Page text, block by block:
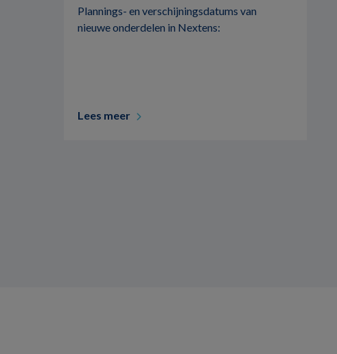
Plannings- en verschijningsdatums van
nieuwe onderdelen in Nextens:
Lees meer